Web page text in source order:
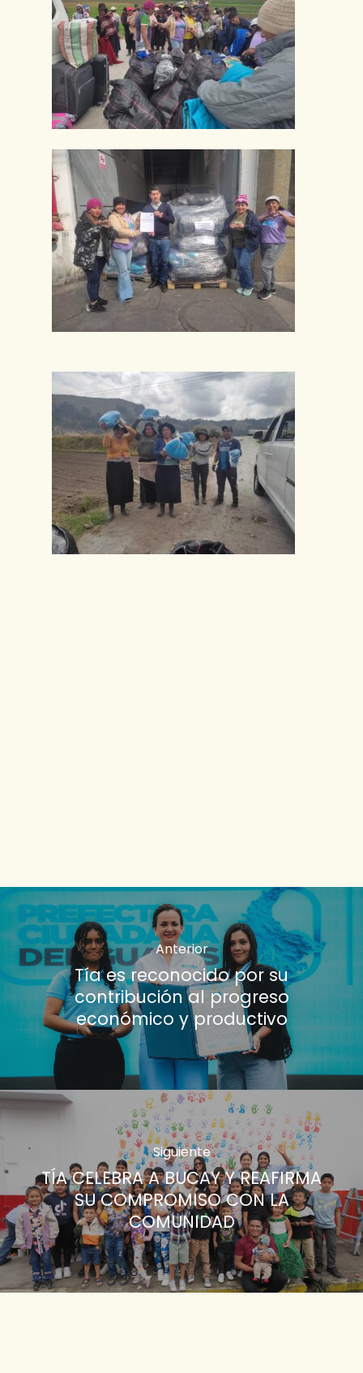
Anterior
Tía es reconocido por su
contribución al progreso
económico y productivo
Siguiente
TÍA CELEBRA A BUCAY Y REAFIRMA
SU COMPROMISO CON LA
COMUNIDAD